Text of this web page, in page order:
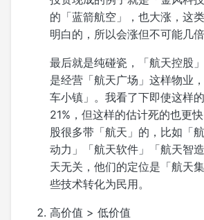
的「蓝箭航空」，也大涨，这
明白的，所以会涨但不可能几倍
最后就是纯碰瓷，「航天控股
是经营「航天广场」这样物业
车小镇」。我看了下即使这样
21%，但这样的估计死的也更
股很多带「航天」的，比如「
动力」「航天软件」「航天智
天无关，他们的定位是「航天
些技术转化为民用。
高价值 > 低价值